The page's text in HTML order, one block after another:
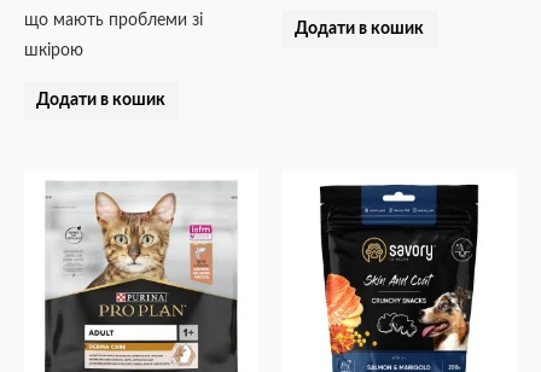
що мають проблеми зі
шкірою
Додати в кошик
Додати в кошик